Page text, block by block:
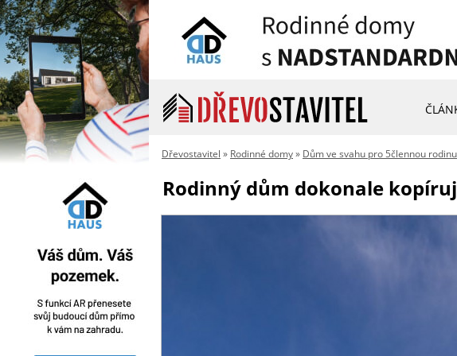
Dřevostavitel » Rodinné domy» Dům ve svahu pro 5člennou rodinu
Rodinný dům dokonale